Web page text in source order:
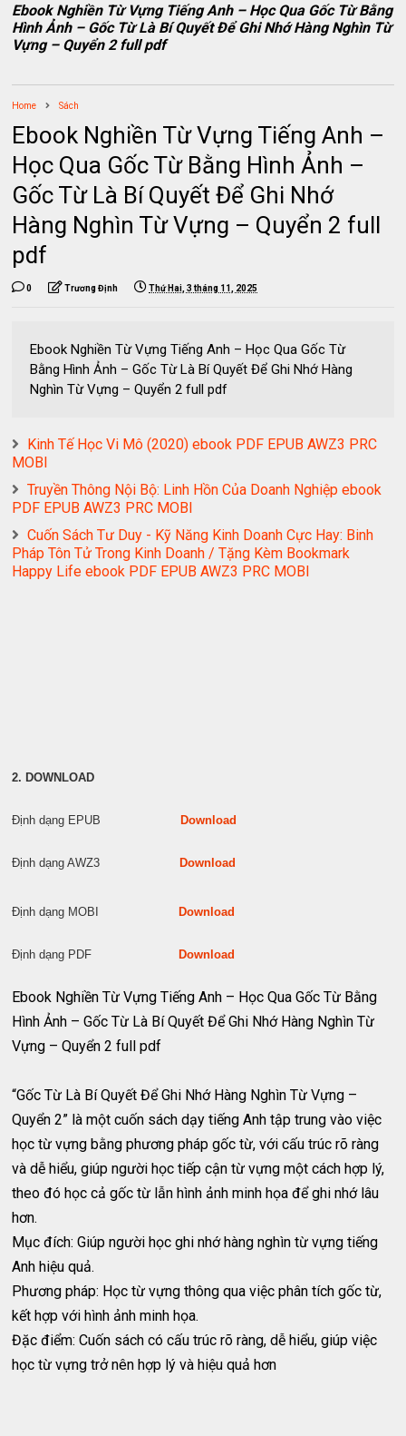
Ebook Nghiền Từ Vựng Tiếng Anh – Học Qua Gốc Từ Bằng
Hình Ảnh – Gốc Từ Là Bí Quyết Để Ghi Nhớ Hàng Nghìn Từ
Vựng – Quyển 2 full pdf
Home Sách
Ebook Nghiền Từ Vựng Tiếng Anh –
Học Qua Gốc Từ Bằng Hình Ảnh –
Gốc Từ Là Bí Quyết Để Ghi Nhớ
Hàng Nghìn Từ Vựng – Quyển 2 full
pdf
0 Trương Định Thứ Hai, 3 tháng 11, 2025
Ebook Nghiền Từ Vựng Tiếng Anh – Học Qua Gốc Từ
Bằng Hình Ảnh – Gốc Từ Là Bí Quyết Để Ghi Nhớ Hàng
Nghìn Từ Vựng – Quyển 2 full pdf
Kinh Tế Học Vi Mô (2020) ebook PDF EPUB AWZ3 PRC
MOBI
Truyền Thông Nội Bộ: Linh Hồn Của Doanh Nghiệp ebook
PDF EPUB AWZ3 PRC MOBI
Cuốn Sách Tư Duy - Kỹ Năng Kinh Doanh Cực Hay: Binh
Pháp Tôn Tử Trong Kinh Doanh / Tặng Kèm Bookmark
Happy Life ebook PDF EPUB AWZ3 PRC MOBI
2. DOWNLOAD
Định dạng EPUBDownload
Định dạng AWZ3Download
Định dạng MOBIDownload
Định dạng PDFDownload
Ebook Nghiền Từ Vựng Tiếng Anh – Học Qua Gốc Từ Bằng
Hình Ảnh – Gốc Từ Là Bí Quyết Để Ghi Nhớ Hàng Nghìn Từ
Vựng – Quyển 2 full pdf
“Gốc Từ Là Bí Quyết Để Ghi Nhớ Hàng Nghìn Từ Vựng –
Quyển 2” là một cuốn sách dạy tiếng Anh tập trung vào việc
học từ vựng bằng phương pháp gốc từ, với cấu trúc rõ ràng
và dễ hiểu, giúp người học tiếp cận từ vựng một cách hợp lý,
theo đó học cả gốc từ lẫn hình ảnh minh họa để ghi nhớ lâu
hơn.
Mục đích: Giúp người học ghi nhớ hàng nghìn từ vựng tiếng
Anh hiệu quả.
Phương pháp: Học từ vựng thông qua việc phân tích gốc từ,
kết hợp với hình ảnh minh họa.
Đặc điểm: Cuốn sách có cấu trúc rõ ràng, dễ hiểu, giúp việc
học từ vựng trở nên hợp lý và hiệu quả hơn